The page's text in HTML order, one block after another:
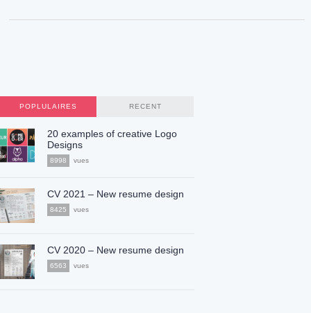
POPLULAIRES RECENT
20 examples of creative Logo
Designs
8998 vues
CV 2021 – New resume design
8425 vues
CV 2020 – New resume design
6563 vues